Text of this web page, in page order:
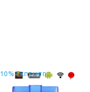
10% Έκπτωση